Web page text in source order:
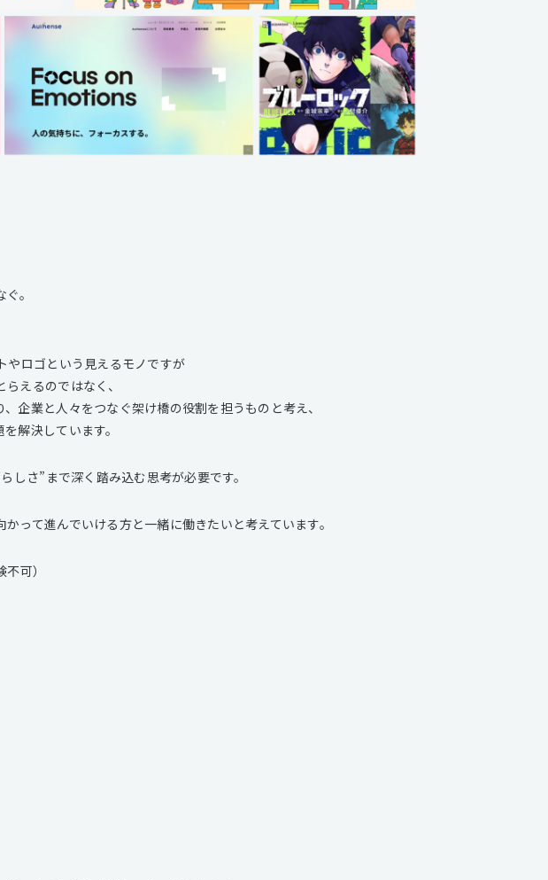
。
やロゴという見えるモノですが
えるのではなく、
企業と人々をつなぐ架け橋の役割を担うものと考え、
解決しています。
しさ”まで深く踏み込む思考が必要です。
って進んでいける方と一緒に働きたいと考えています。
可）